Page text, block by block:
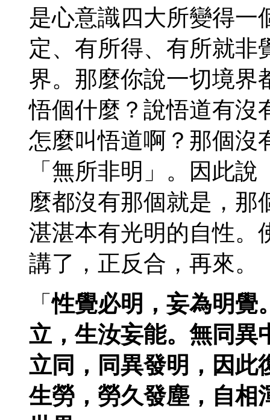
是心意識四大所變得一
定、有所得、有所就非
界。那麼你說一切境界
悟個什麼？說悟道有沒
怎麼叫悟道啊？那個沒
「無所非明」。因此
麼都沒有那個就是，那
湛湛本有光明的自性。
講了，正反合，再來。
「性覺必明，妄為明覺
立，生汝妄能。無同異
立同，同異發明，因此
生勞，勞久發塵，自相